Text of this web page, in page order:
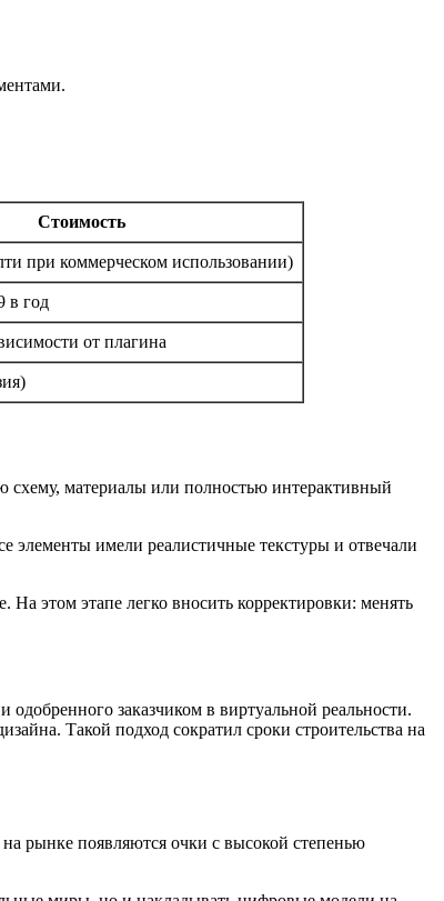
Стоимость
при коммерческом использовании)
в год
от плагина
схему, материалы или полностью интерактивный
элементы имели реалистичные текстуры и отвечали
этом этапе легко вносить корректировки: менять
заказчиком в виртуальной реальности.
Такой подход сократил сроки строительства на
рынке появляются очки с высокой степенью